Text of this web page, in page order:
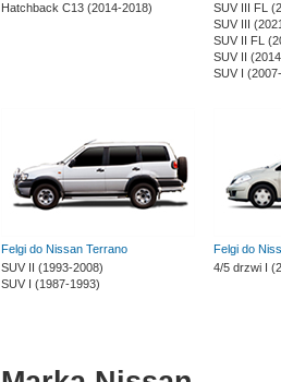
Hatchback C13 (2014-2018)
SUV III FL
SUV III
SUV II FL
SUV II
SUV I
Felgi do Nissan Terrano
SUV II (1993-2008)
SUV I (1987-1993)
Felgi do
4/5 drzwi I